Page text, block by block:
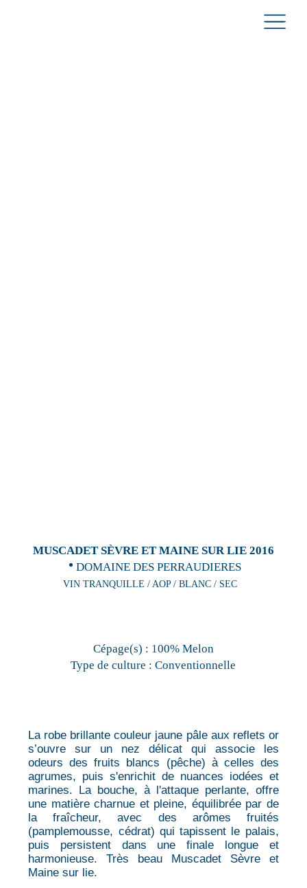
MUSCADET SÈVRE ET MAINE SUR LIE 2016
DOMAINE DES PERRAUDIERES
VIN TRANQUILLE / AOP / BLANC / SEC
Cépage(s) : 100% Melon
Type de culture : Conventionnelle
La robe brillante couleur jaune pâle aux reflets or
s’ouvre sur un nez délicat qui associe les
odeurs des fruits blancs (pêche) à celles des
agrumes, puis s'enrichit de nuances iodées et
marines. La bouche, à l'attaque perlante, offre
une matière charnue et pleine, équilibrée par de
la fraîcheur, avec des arômes fruités
(pamplemousse, cédrat) qui tapissent le palais,
puis persistent dans une finale longue et
harmonieuse. Très beau Muscadet Sèvre et
Maine sur lie.